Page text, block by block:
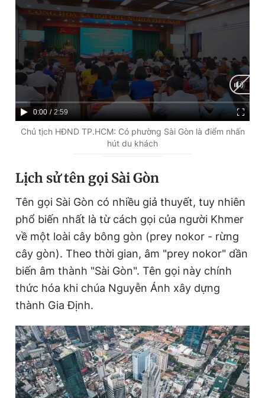
C
u
e
n
t
T
m
e
0:00 / D
u
t
o
n
2:59
Chủ tịch HĐND TP.HCM: Có phường Sài Gòn là điểm nhấn
hút du khách
Lịch sử tên gọi Sài Gòn
Tên gọi Sài Gòn có nhiều giả thuyết, tuy nhiên
phổ biến nhất là từ cách gọi của người Khmer
về một loài cây bông gòn (prey nokor - rừng
cây gòn). Theo thời gian, âm "prey nokor" dần
biến âm thành "Sài Gòn". Tên gọi này chính
thức hóa khi chúa Nguyễn Ánh xây dựng
thành Gia Định.